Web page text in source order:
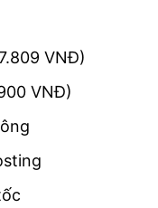
VNĐ)
VNĐ)